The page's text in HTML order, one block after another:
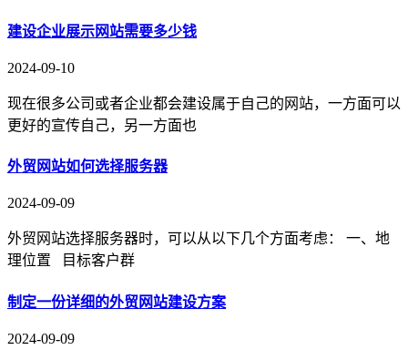
建设企业展示网站需要多少钱
2024-09-10
现在很多公司或者企业都会建设属于自己的网站，一方面可以
更好的宣传自己，另一方面也
外贸网站如何选择服务器
2024-09-09
外贸网站选择服务器时，可以从以下几个方面考虑： 一、地
理位置 目标客户群
制定一份详细的外贸网站建设方案
2024-09-09